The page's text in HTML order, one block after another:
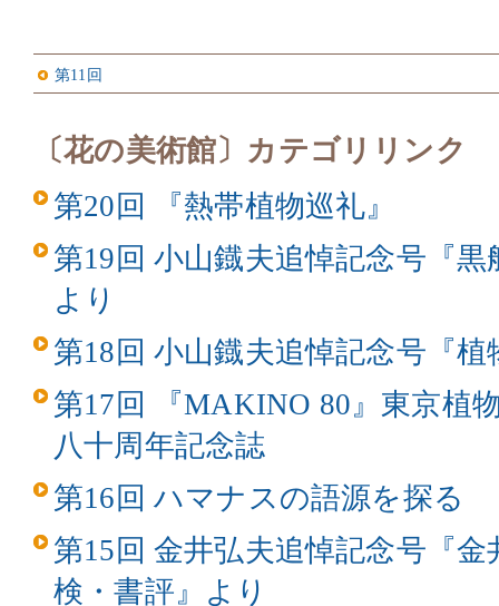
第11回
〔花の美術館〕カテゴリリンク
第20回 『熱帯植物巡礼』
第19回 小山鐡夫追悼記念号『
より
第18回 小山鐡夫追悼記念号『
第17回 『MAKINO 80』東京植
八十周年記念誌
第16回 ハマナスの語源を探る
第15回 金井弘夫追悼記念号『
検・書評』より